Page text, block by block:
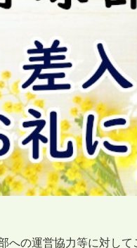
への運営協力等に対して